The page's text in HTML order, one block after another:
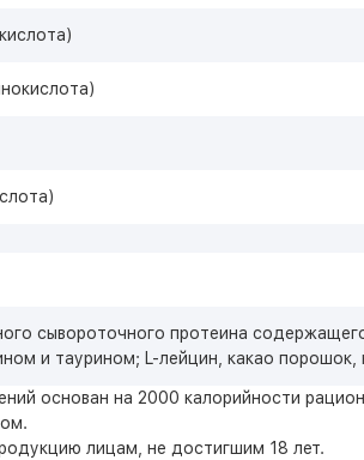
сывороточного протеина
и таурином; L-лейцин, какао порошок,
основан на 2000 калорийности
лицам, не достигшим 18 лет.